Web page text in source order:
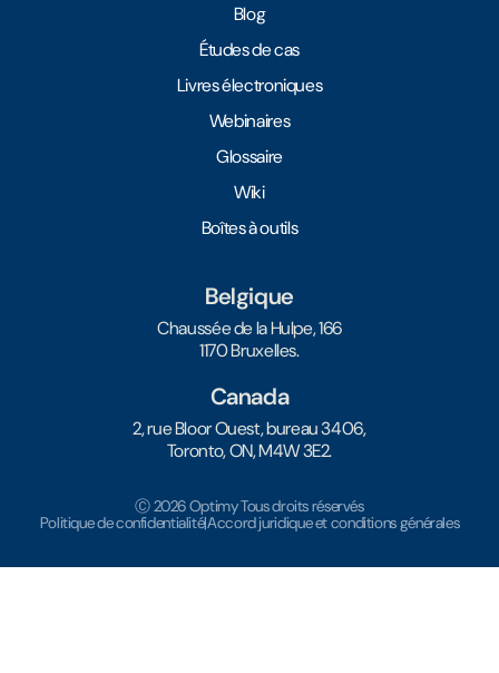
Blog
Études de cas
Livres électroniques
Webinaires
Glossaire
Wiki
Boîtes à outils
Belgique
Chaussée de la Hulpe, 166
1170 Bruxelles.
Canada
2, rue Bloor Ouest, bureau 3406,
Toronto, ON, M4W 3E2.
Ⓒ 2026 Optimy Tous droits réservés
Politique de confidentialité|Accord juridique et conditions générales